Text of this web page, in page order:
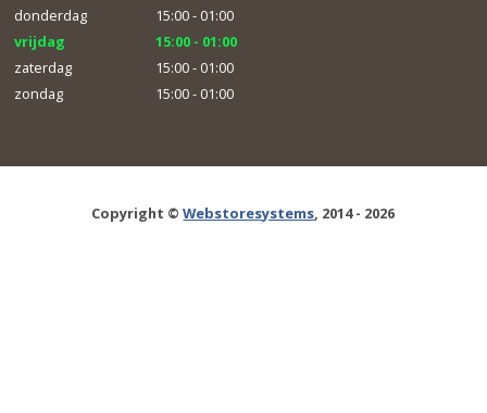
donderdag
15:00 - 01:00
vrijdag
15:00 - 01:00
zaterdag
15:00 - 01:00
zondag
15:00 - 01:00
Copyright ©Webstoresystems, 2014 - 2026